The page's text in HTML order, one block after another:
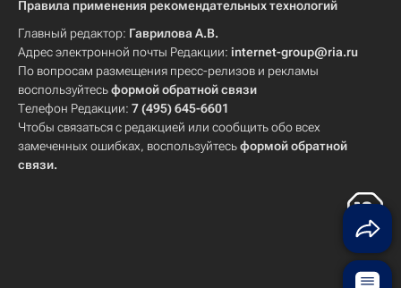
Правила применения рекомендательных технологий
Главный редактор: Гаврилова А.В.
Адрес электронной почты Редакции: internet-group@ria.ru
По вопросам размещения пресс-релизов и рекламы
воспользуйтесьформой обратной связи
Телефон Редакции: 7 (495) 645-6601
Чтобы связаться с редакцией или сообщить обо всех
замеченных ошибках, воспользуйтесьформой обратной
связи.